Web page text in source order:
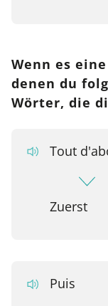
Wenn es
denen du
Wörter, die
Tout
Zuerst
Puis